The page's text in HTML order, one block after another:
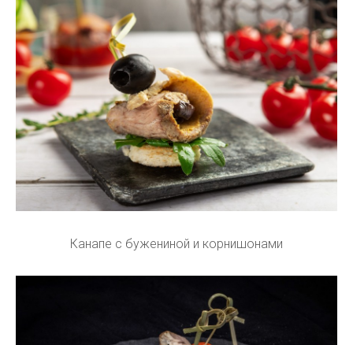
Канапе с бужениной и корнишонами